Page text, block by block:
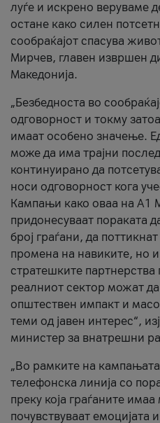
луѓе и искрено веруваме
остане како силен
сообраќајот спасува
Мирчев, главен извршен
Македонија.
„Безбедноста во
одговорност и токму
имаат особено значење.
може да има трајни
континуирано да
носи одговорност кога
Кампањи како оваа на A1
придонесуваат пораката
број граѓани, да
промена на навиките, но
стратешките партнерства
реалниот сектор можат
општествен импакт и
теми од јавен интерес“,
министер за внатрешни
„Во рамките на
телефонска линија со
преку која граѓаните
почувствуваат емоцијата